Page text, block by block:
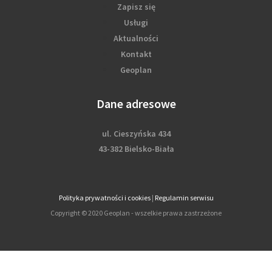
Zapisz się
Usługi
Aktualności
Kontakt
Geoplan
Dane adresowe
ul. Cieszyńska 434
43-382 Bielsko-Biała
Polityka prywatności i cookies| Regulamin serwisu
Copyright © 2020 Geoplan - wszelkie prawa zastrzeżone